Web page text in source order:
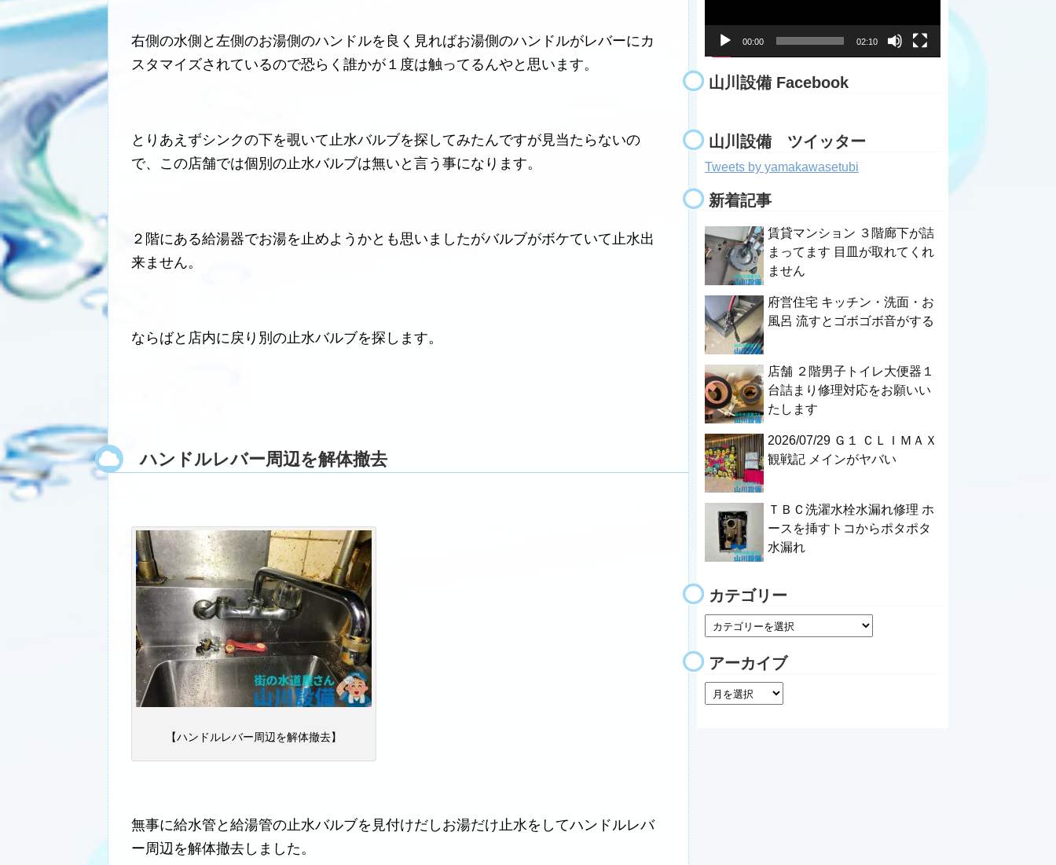
右側の水側と左側のお湯側のハンドルを良く見ればお湯側のハンドルがレバーにカ
スタマイズされているので恐らく誰かが１度は触ってるんやと思います。
とりあえずシンクの下を覗いて止水バルブを探してみたんですが見当たらないの
で、この店舗では個別の止水バルブは無いと言う事になります。
２階にある給湯器でお湯を止めようかとも思いましたがバルブがボケていて止水出
来ません。
ならばと店内に戻り別の止水バルブを探します。
ハンドルレバー周辺を解体撤去
【ハンドルレバー周辺を解体撤去】
無事に給水管と給湯管の止水バルブを見付けだしお湯だけ止水をしてハンドルレバ
ー周辺を解体撤去しました。
00:00 02:10
山川設備 Facebook
山川設備 ツイッター
Tweets by yamakawasetubi
新着記事
賃貸マンション ３階廊下が詰
まってます 目皿が取れてくれ
ません
府営住宅 キッチン・洗面・お
風呂 流すとゴボゴボ音がする
店舗 ２階男子トイレ大便器１
台詰まり修理対応をお願いい
たします
2026/07/29 Ｇ１ ＣＬＩＭＡＸ
観戦記 メインがヤバい
ＴＢＣ洗濯水栓水漏れ修理 ホ
ースを挿すトコからポタポタ
水漏れ
カテゴリー
アーカイブ